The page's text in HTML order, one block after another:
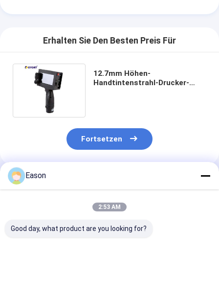
Erhalten Sie Den Besten Preis Für
12.7mm Höhen-
Handtintenstrahl-Drucker-
Fortsetzen
Empfohlene Produkte
Eason
2:53 AM
Good day, what product are you looking for?